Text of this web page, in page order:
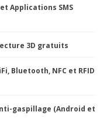
Applications SMS
3D gratuits
Bluetooth, NFC et RFID
gaspillage (Android et